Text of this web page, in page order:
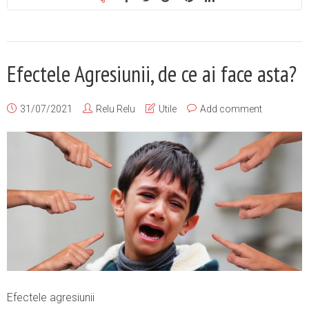
Efectele Agresiunii, de ce ai face asta?
31/07/2021 Relu Relu Utile Add comment
Efectele agresiunii